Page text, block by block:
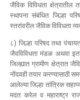
जैविक विविधता क्षेत्रातील
स्थापना संबंधित जिल्हा
स्तरांवरील जैविक विविधता
८) जिल्हा परिषद तथा
जैवविविधता मंडळ अथवा
जिल्ह्यात ग्रामीण क्षेत्रात
नोंदवही तयार करण्यासाठी
आलेल्या जिल्हा तांत्रिक
मदत करेल व महाराष्ट्र